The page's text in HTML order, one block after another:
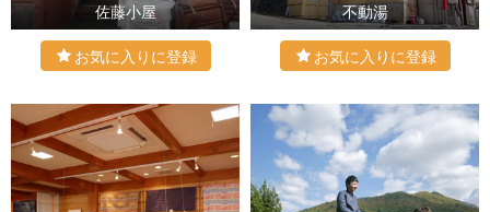
佐藤小屋 不動湯